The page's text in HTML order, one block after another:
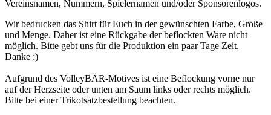
Vereinsnamen, Nummern, Spielernamen und/oder Sponsorenlogos.
Wir bedrucken das Shirt für Euch in der gewünschten Farbe, Größe
und Menge. Daher ist eine Rückgabe der beflockten Ware nicht
möglich. Bitte gebt uns für die Produktion ein paar Tage Zeit.
Danke :)
Aufgrund des VolleyBÄR-Motives ist eine Beflockung vorne nur
auf der Herzseite oder unten am Saum links oder rechts möglich.
Bitte bei einer Trikotsatzbestellung beachten.